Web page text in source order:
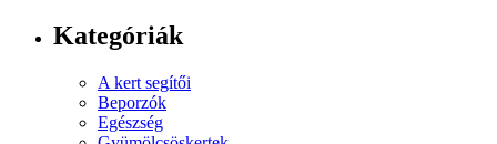
Kategóriák
A kert segítői
Beporzók
Egészség